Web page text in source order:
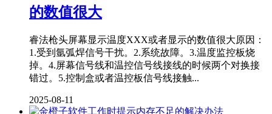
的数值很大
睿法枪头屏幕显示温度XXX或者显示的数值很大原因：
1.受到氩弧焊信号干扰。2.系统故障。3.温度监控板烧
掉。4.屏幕信号线和温控信号线接线的时候两个对换接
错过。5.控制盒或者温控板信号线接触...
2025-08-11